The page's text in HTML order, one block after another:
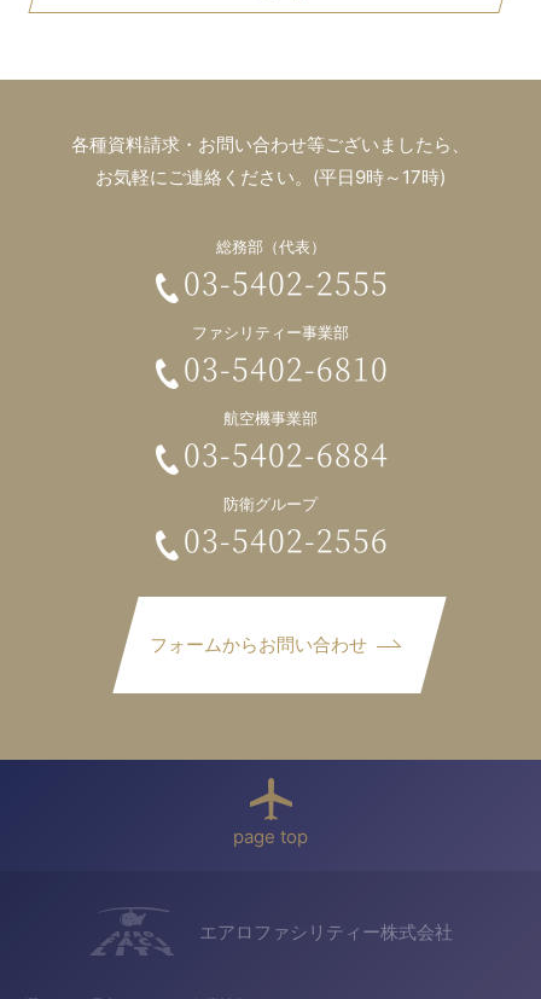
各種資料請求・お問い合わせ等ございましたら、
お気軽にご連絡ください。(平日9時～17時)
フォームからお問い合わせ
総務部（代表）
03-5402-2555
ファシリティー事業部
03-5402-6810
航空機事業部
03-5402-6884
防衛グループ
03-5402-2556
page top
エアロファシリティー株式会社